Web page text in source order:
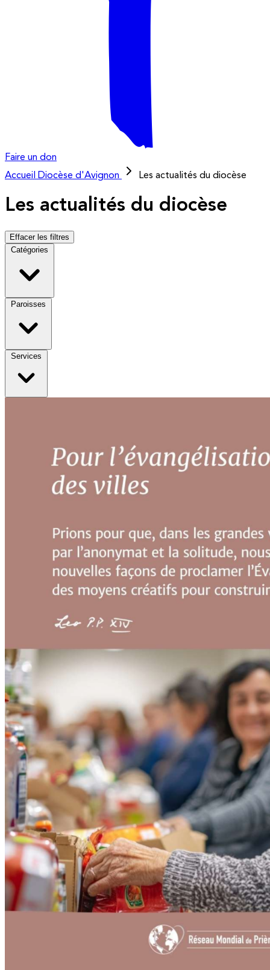
Faire un don
Accueil
Diocèse d'Avignon Les actualités du diocèse
Les actualités du diocèse
Effacer les filtres
Catégories
Paroisses
Services